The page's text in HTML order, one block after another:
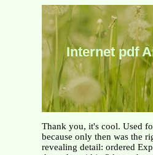
Internet pdf
Thank you, it's cool. Used
because only then was the
revealing detail: ordered